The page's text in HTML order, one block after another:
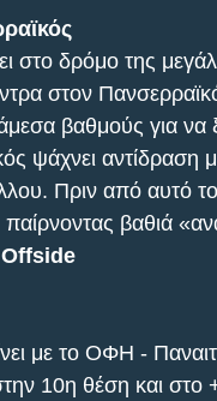
στο δρόμο της
στον
βαθμούς για να
ψάχνει
Πριν από αυτό
βαθιά
Offside
με το ΟΦΗ -
10η θέση και